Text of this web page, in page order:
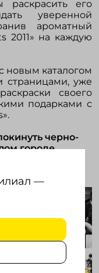
—
раскрасить его
уверенной
ароматный
2011» на каждую
новым каталогом
страницами, уже
своего
подарками с
черно-
городе.